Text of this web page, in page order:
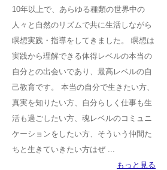
10年以上で、あらゆる種類の世界中の
人々と自然のリズムで共に生活しながら
瞑想実践・指導をしてきました。 瞑想は
実践から理解できる体得レベルの本当の
自分との出会いであり、最高レベルの自
己教育です。 本当の自分で生きたい方、
真実を知りたい方、自分らしく仕事も生
活も過ごしたい方、魂レベルのコミュニ
ケーションをしたい方、そういう仲間た
ちと生きていきたい方はぜ ...
もっと見る